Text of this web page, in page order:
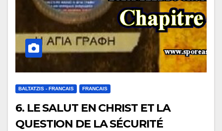
BALTATZIS - FRANCAIS FRANCAIS
6. LE SALUT EN CHRIST ET LA
QUESTION DE LA SÉCURITÉ